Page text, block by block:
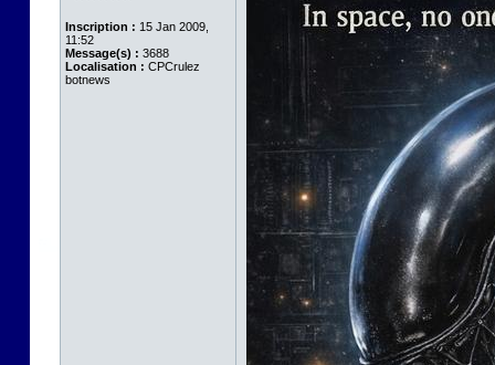
Inscription : 15 Jan 2009,
11:52
Message(s) : 3688
Localisation : CPCrulez
botnews